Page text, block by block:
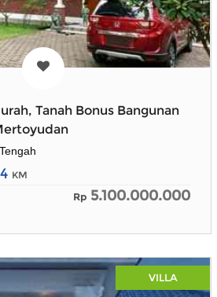
Tanah Bonus Bangunan
4 KM
Rp 5.100.000.000
VILLA